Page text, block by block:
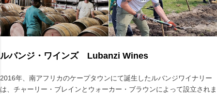
ルバンジ・ワインズ Lubanzi Wines
2016年、南アフリカのケープタウンにて誕生したルバンジワイナリー
は、チャーリー・ブレインとウォーカー・ブラウンによって設立されま